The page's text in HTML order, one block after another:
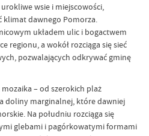
wsie i miejscowości,
dawnego Pomorza.
układem ulic i bogactwem
regionu, a wokół rozciąga się sieć
pozwalających odkrywać gminę
– od szerokich plaż
doliny marginalnej, które dawniej
Na południu rozciąga się
glebami i pagórkowatymi formami